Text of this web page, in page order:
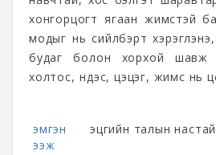
хонгорцогт ягаан жимстэй
модыг нь сийлбэрт
будаг болон хорхой шавж
холтос, үндэс, цэцэг, жимс нь
эмгэн
ээж
эцгийн талын настай